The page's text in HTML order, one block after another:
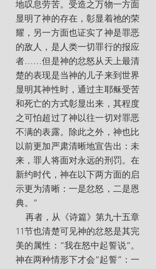
地叹息劳苦。受造之万物一方面
显明了神的存在，彰显着祂的荣
耀，另一方面也证实了神是罪恶
的敌人，是人类一切罪行的报应
者……但是神的忿怒从天上最清
楚的表现是当神的儿子来到世界
显明其神性时，通过主耶稣受苦
和死亡的方式彰显出来，其程度
之可怕超过了神以往一切对罪恶
不满的表露。除此之外，神也比
以前更加严肃清晰地宣告出：未
来，罪人将面对永远的刑罚。在
新约时代，神在以下两方面的启
示更为清晰：一是忿怒，二是恩
典。”
11节也清楚可见神的忿怒是其完
美的属性：“我在怒中起誓说”。
神在两种情形下才会“起誓”：一